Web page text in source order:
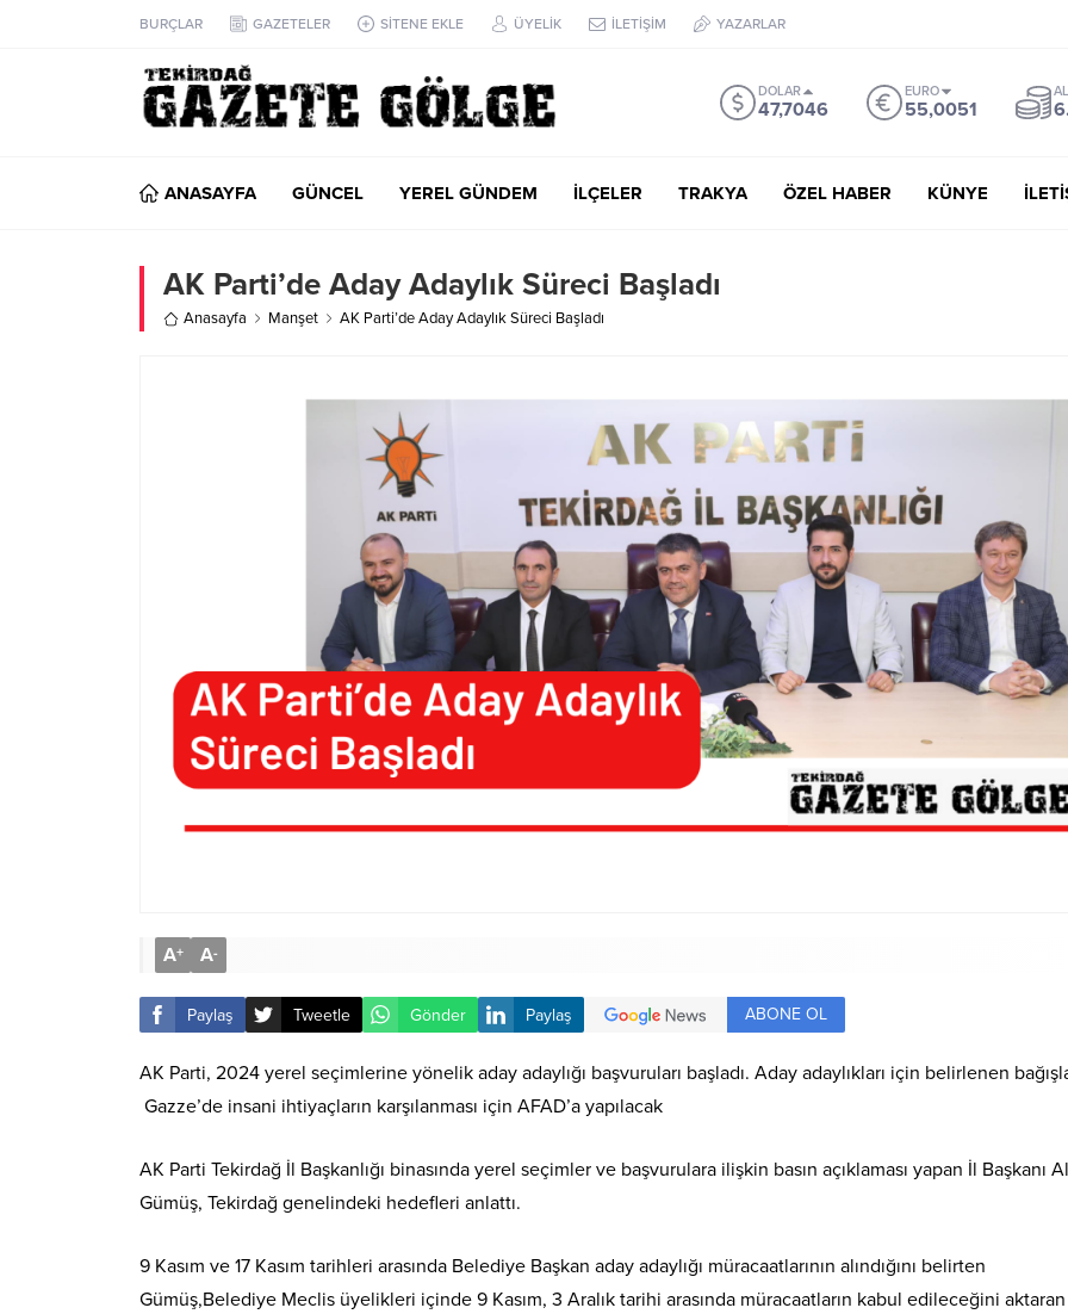
BURÇLAR GAZETELER SİTENE EKLE ÜYELİK İLETİŞİM YAZARLAR
DOLAR
47,7046
EURO
55,0051
ANASAYFA GÜNCEL YEREL GÜNDEM İLÇELER TRAKYA ÖZEL HABER KÜNYE
AK Parti’de Aday Adaylık Süreci Başladı
Anasayfa Manşet AK Parti’de Aday Adaylık Süreci Başladı
A+ A-
Paylaş Tweetle Gönder Paylaş ABONE OL
AK Parti, 2024 yerel seçimlerine yönelik aday adaylığı başvuruları başladı. Aday adaylıkları için belirlenen
Gazze’de insani ihtiyaçların karşılanması için AFAD’a yapılacak
AK Parti Tekirdağ İl Başkanlığı binasında yerel seçimler ve başvurulara ilişkin basın açıklaması yapan İl Başkanı
Gümüş, Tekirdağ genelindeki hedefleri anlattı.
9 Kasım ve 17 Kasım tarihleri arasında Belediye Başkan aday adaylığı müracaatlarının alındığını belirten
Gümüş,Belediye Meclis üyelikleri içinde 9 Kasım, 3 Aralık tarihi arasında müracaatların kabul edileceğini aktaran